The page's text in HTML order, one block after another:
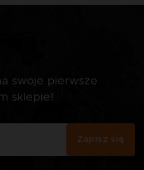
swoje pierwsze
sklepie!
Zapisz się